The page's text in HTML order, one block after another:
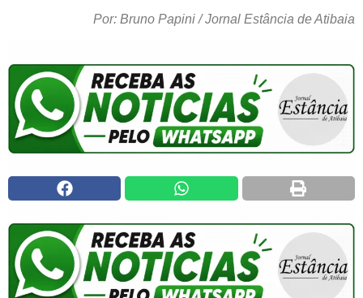
Por: Bruno Papini / Jornal Estância de Atibaia